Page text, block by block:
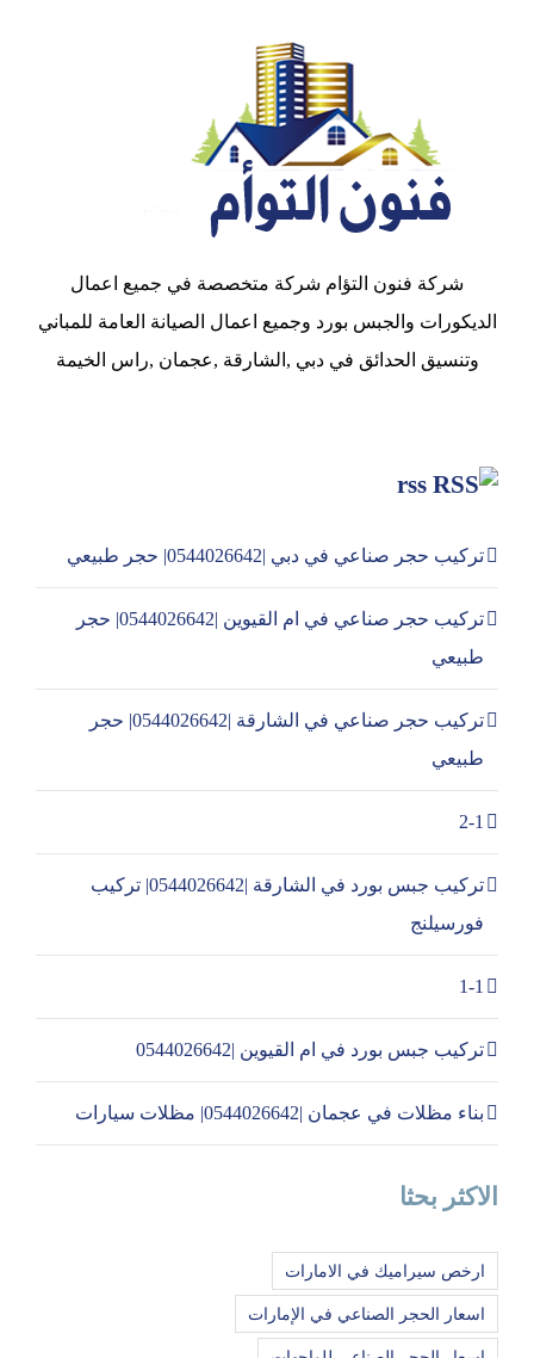
شركة فنون التؤام شركة متخصصة في جميع اعمال
الديكورات والجبس بورد وجميع اعمال الصيانة العامة للمباني
وتنسيق الحدائق في دبي ,الشارقة ,عجمان ,راس الخيمة
rss
تركيب حجر صناعي في دبي |0544026642| حجر طبيعي
تركيب حجر صناعي في ام القيوين |0544026642| حجر
طبيعي
تركيب حجر صناعي في الشارقة |0544026642| حجر
طبيعي
2-1
تركيب جبس بورد في الشارقة |0544026642| تركيب
فورسيلنج
1-1
تركيب جبس بورد في ام القيوين |0544026642
بناء مظلات في عجمان |0544026642| مظلات سيارات
الاكثر بحثا
ارخص سيراميك في الامارات
اسعار الحجر الصناعي في الإمارات